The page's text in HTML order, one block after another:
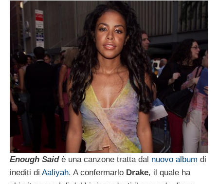
Enough Saidè una canzone tratta dal nuovo album di
inediti di Aaliyah. A confermarlo Drake, il quale ha